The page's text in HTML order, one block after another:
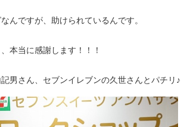
んですが、助けられているんです。
本当に感謝します！！！
男さん、セブンイレブンの久世さんとパチリ♪